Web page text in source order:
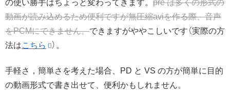
の使い勝手はちょっと変わってきます。 pre は多くの形式の
動画が読み込めるため便利ですが無圧縮aviを作る際、音声
をPCMにできません。できますがややこしいです（実際の方
法はこちら ）。
手軽さ，簡単さを考えた場合、PD と VS の方が簡単に目的
の動画形式で書き出せて、便利かもしれません。